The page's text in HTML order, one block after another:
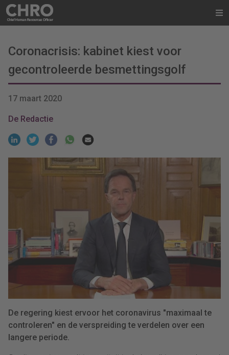
Coronacrisis: kabinet kiest voor
gecontroleerde besmettingsgolf
17 maart 2020
De Redactie
De regering kiest ervoor het coronavirus "maximaal te
controleren" en de verspreiding te verdelen over een
langere periode.